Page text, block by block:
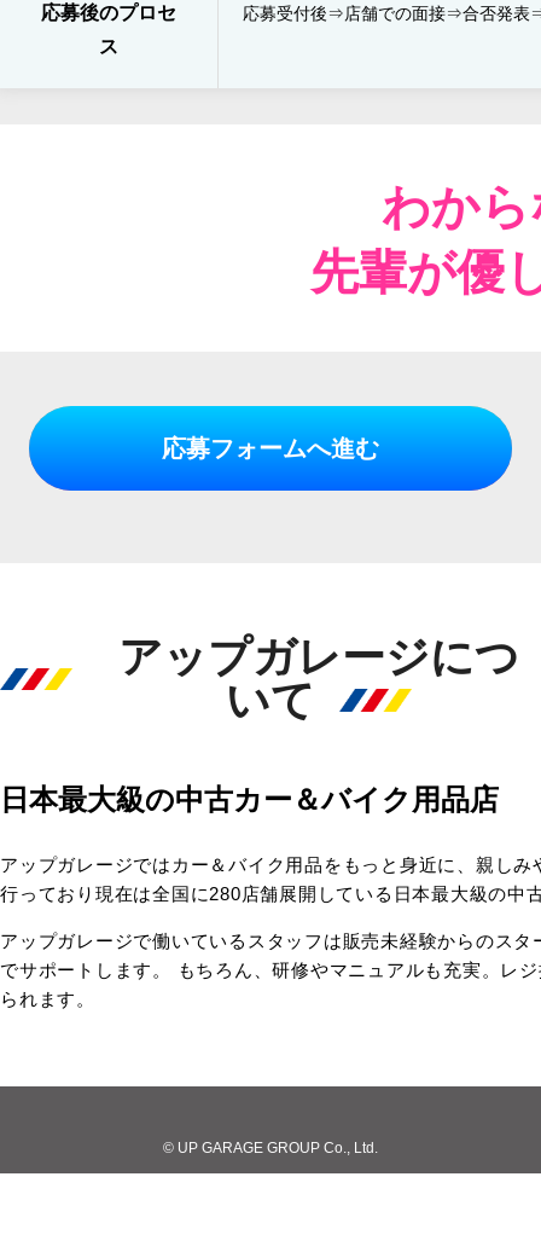
応募後のプロセ
ス
応募受付後⇒​店舗での面接⇒​合否発表​
わか
先輩が優
応募フォームへ進む
アップガレージにつ
いて
日本最大級の中古カー＆バイク用品店
アップガレージではカー＆バイク用品をもっと身近に、親し
行っており現在は全国に280店舗展開している日本最大級の中
アップガレージで働いているスタッフは販売未経験からのス
でサポートします。 もちろん、研修やマニュアルも充実。レ
られます。
© UP GARAGE GROUP Co., Ltd.